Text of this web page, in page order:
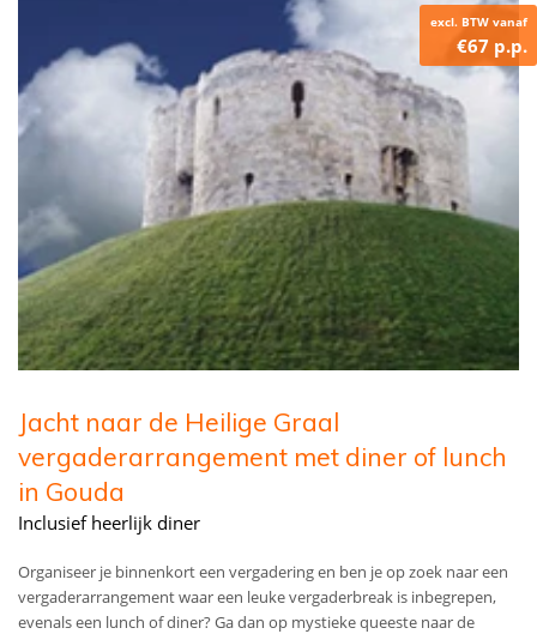
excl. BTW vanaf
€67 p.p.
Jacht naar de Heilige Graal
vergaderarrangement met diner of lunch
in Gouda
Inclusief heerlijk diner
Organiseer je binnenkort een vergadering en ben je op zoek naar een
vergaderarrangement waar een leuke vergaderbreak is inbegrepen,
evenals een lunch of diner? Ga dan op mystieke queeste naar de